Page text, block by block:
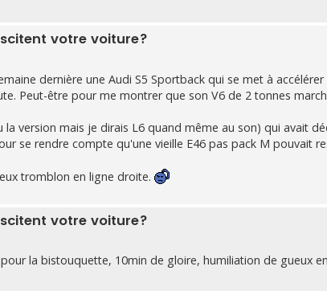
votre voiture?
dernière une Audi S5 Sportback qui se met à
Peut-être pour me montrer que son V6 de 2 tonnes
version mais je dirais L6 quand même au son) qui avait
se rendre compte qu'une vieille E46 pas pack M pouvait
tromblon en ligne droite.
votre voiture?
la bistouquette, 10min de gloire, humiliation de gueux